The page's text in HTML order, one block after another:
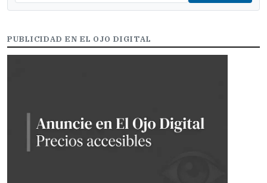
PUBLICIDAD EN EL OJO DIGITAL